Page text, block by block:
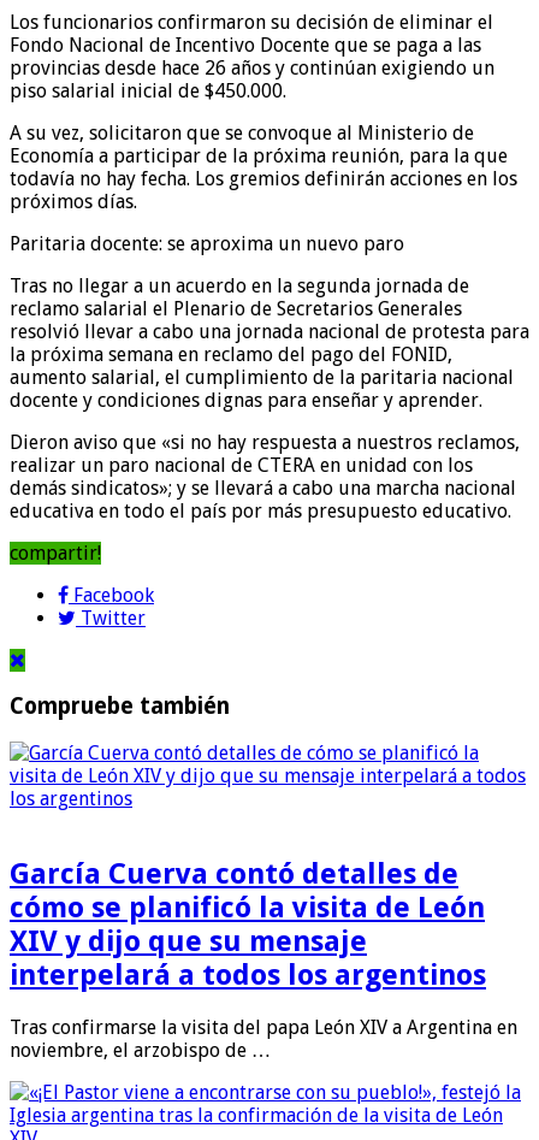
Los funcionarios confirmaron su decisión de eliminar el
Fondo Nacional de Incentivo Docente que se paga a las
provincias desde hace 26 años y continúan exigiendo un
piso salarial inicial de $450.000.
A su vez, solicitaron que se convoque al Ministerio de
Economía a participar de la próxima reunión, para la que
todavía no hay fecha. Los gremios definirán acciones en los
próximos días.
Paritaria docente: se aproxima un nuevo paro
Tras no llegar a un acuerdo en la segunda jornada de
reclamo salarial el Plenario de Secretarios Generales
resolvió llevar a cabo una jornada nacional de protesta para
la próxima semana en reclamo del pago del FONID,
aumento salarial, el cumplimiento de la paritaria nacional
docente y condiciones dignas para enseñar y aprender.
Dieron aviso que «si no hay respuesta a nuestros reclamos,
realizar un paro nacional de CTERA en unidad con los
demás sindicatos»; y se llevará a cabo una marcha nacional
educativa en todo el país por más presupuesto educativo.
compartir!
Facebook
Twitter
Compruebe también
García Cuerva contó detalles de
cómo se planificó la visita de León
XIV y dijo que su mensaje
interpelará a todos los argentinos
Tras confirmarse la visita del papa León XIV a Argentina en
noviembre, el arzobispo de …